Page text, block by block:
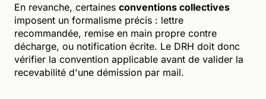
En revanche, certaines conventions collectives
imposent un formalisme précis : lettre
recommandée, remise en main propre contre
décharge, ou notification écrite. Le DRH doit donc
vérifier la convention applicable avant de valider la
recevabilité d'une démission par mail.